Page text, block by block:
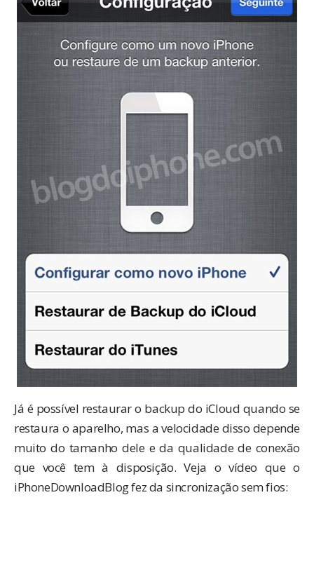
Já é possível restaurar o backup do iCloud quando se
restaura o aparelho, mas a velocidade disso depende
muito do tamanho dele e da qualidade de conexão
que você tem à disposição. Veja o vídeo que o
iPhoneDownloadBlogfez da sincronização sem fios: